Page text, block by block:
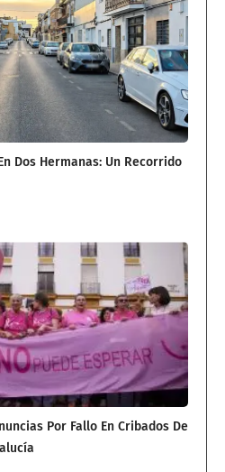
Dos Hermanas: Un Recorrido
Por Fallo En Cribados De